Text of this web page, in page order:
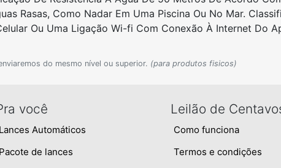
Rasas, Como Nadar Em Uma Piscina Ou No Mar.
Ou Uma Ligação Wi-fi Com Conexão À Internet Do
do mesmo nível ou superior. (para produtos fisicos)
você
Lances Automáticos
Pacote de lances
Leilão de
Como funciona
Termos e condições